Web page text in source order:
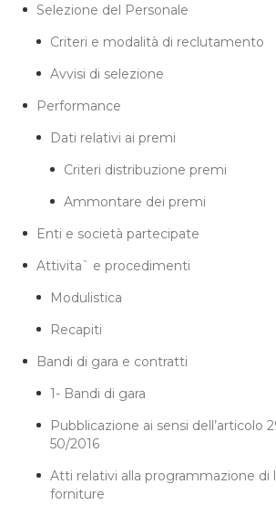
Selezione del Personale
Criteri e modalità di reclutamento
Avvisi di selezione
Performance
Dati relativi ai premi
Criteri distribuzione premi
Ammontare dei premi
Enti e società partecipate
Attivita` e procedimenti
Modulistica
Recapiti
Bandi di gara e contratti
1- Bandi di gara
Pubblicazione ai sensi dell’articolo
50/2016
Atti relativi alla programmazione di
forniture